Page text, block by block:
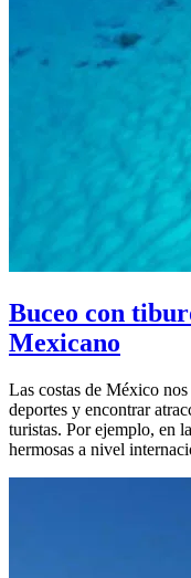
Buceo con
Mexicano
Las costas de México
deportes y encontrar
turistas. Por ejemplo, en
hermosas a nivel